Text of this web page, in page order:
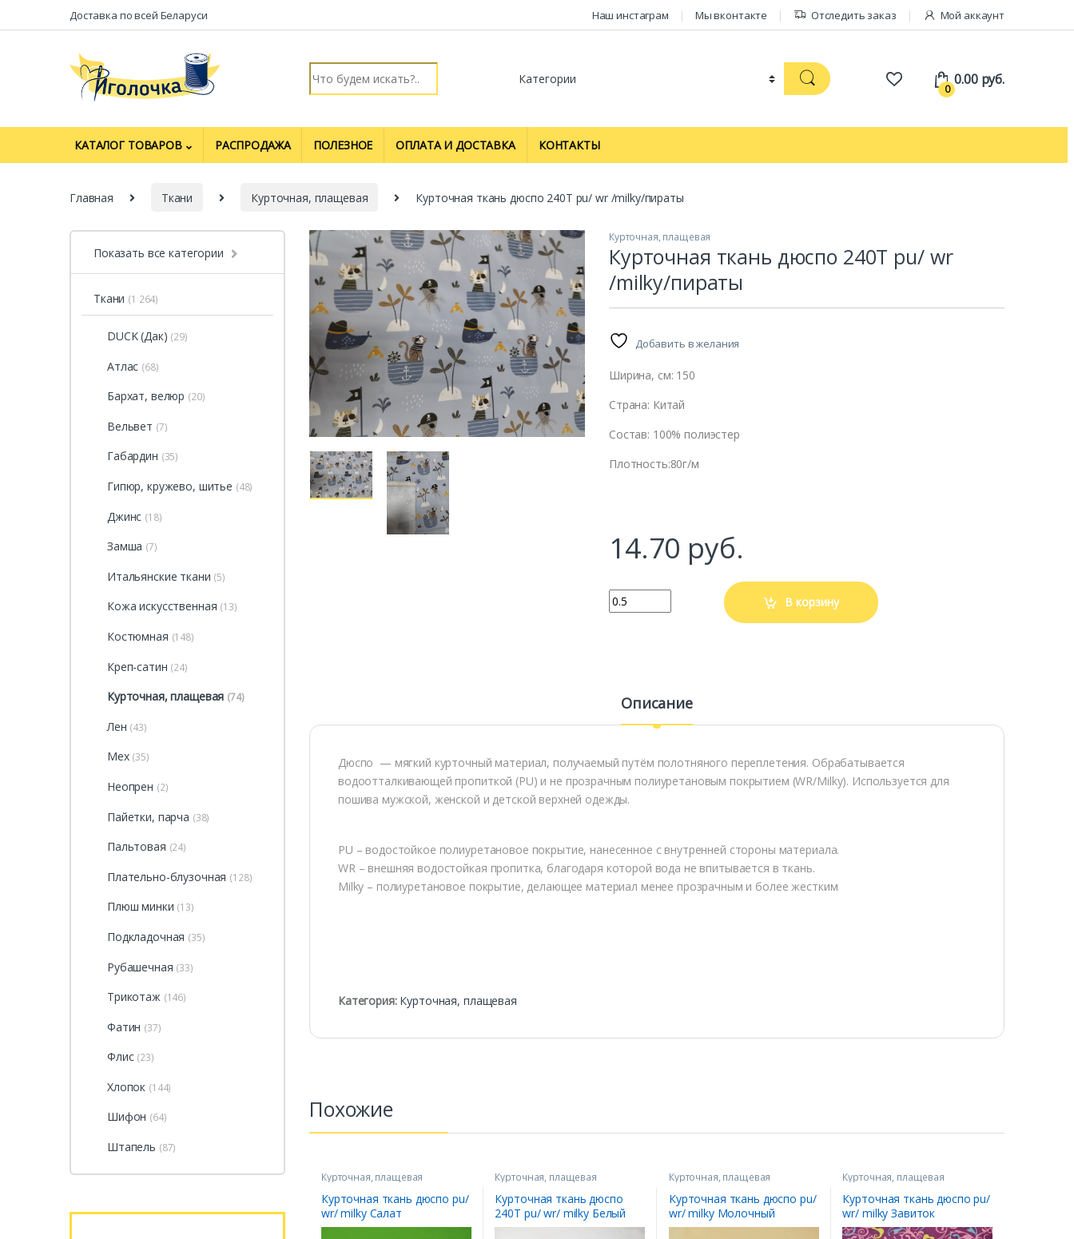
Перейти к навигации
перейти к содержаниюДоставка по всей Беларуси Наш инстаграм Мы вконтакте Отследить заказ Мой аккаунт
Искать:
0
0.00 руб.
КАТАЛОГ ТОВАРОВ РАСПРОДАЖА ПОЛЕЗНОЕ ОПЛАТА И ДОСТАВКА КОНТАКТЫ
Главная Ткани Курточная, плащевая Курточная ткань дюспо 240T pu/ wr /milky/пираты
Курточная, плащевая
Курточная ткань дюспо 240T pu/ wr
/milky/пираты
Добавить в желания
Ширина, см: 150
Страна: Китай
Состав: 100% полиэстер
Плотность:80г/м
14.70 руб.
Количество В корзину
Описание
Дюспо — мягкий курточный материал, получаемый путём полотняного переплетения. Обрабатывается
водоотталкивающей пропиткой (PU) и не прозрачным полиуретановым покрытием (WR/Milky). Используется для
пошива мужской, женской и детской верхней одежды.
PU – водостойкое полиуретановое покрытие, нанесенное с внутренней стороны материала.
WR – внешняя водостойкая пропитка, благодаря которой вода не впитывается в ткань.
Milky – полиуретановое покрытие, делающее материал менее прозрачным и более жестким
Категория: Курточная, плащевая
Похожие
Курточная, плащевая
Курточная ткань дюспо pu/
wr/ milky Салат
Курточная, плащевая
Курточная ткань дюспо
240Т pu/ wr/ milky Белый
Курточная, плащевая
Курточная ткань дюспо pu/
wr/ milky Молочный
Курточная, плащевая
Курточная ткань дюспо pu/
wr/ milky Завиток
фиолетовый
Показать все категории
Ткани (1 264)
DUCK (Дак) (29)
Атлас (68)
Бархат, велюр (20)
Вельвет (7)
Габардин (35)
Гипюр, кружево, шитье (48)
Джинс (18)
Замша (7)
Итальянские ткани (5)
Кожа искусственная (13)
Костюмная (148)
Креп-сатин (24)
Курточная, плащевая (74)
Лен (43)
Мех (35)
Неопрен (2)
Пайетки, парча (38)
Пальтовая (24)
Плательно-блузочная (128)
Плюш минки (13)
Подкладочная (35)
Рубашечная (33)
Трикотаж (146)
Фатин (37)
Флис (23)
Хлопок (144)
Шифон (64)
Штапель (87)